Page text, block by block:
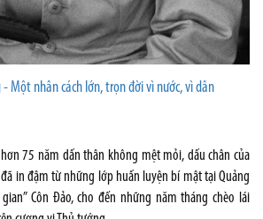
Một nhân cách lớn, trọn đời vì nước, vì dân
75 năm dấn thân không mệt mỏi, dấu chân của
in đậm từ những lớp huấn luyện bí mật tại Quảng
Côn Đảo, cho đến những năm tháng chèo lái